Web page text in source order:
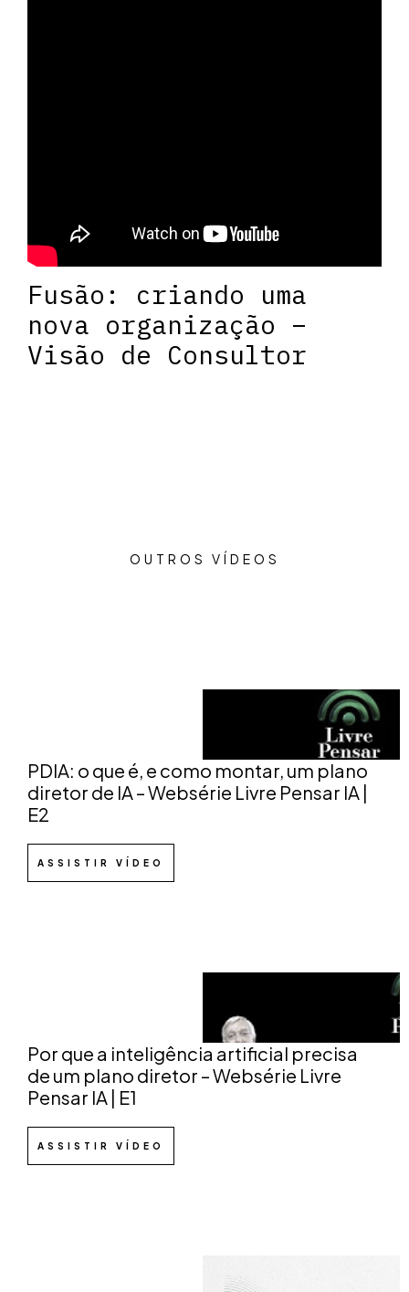
Fusão: criando uma
nova organização –
Visão de Consultor
OUTROS VÍDEOS
PDIA: o que é, e como montar, um plano
diretor de IA – Websérie Livre Pensar IA |
E2
ASSISTIR VÍDEO
Por que a inteligência artificial precisa
de um plano diretor – Websérie Livre
Pensar IA | E1
ASSISTIR VÍDEO